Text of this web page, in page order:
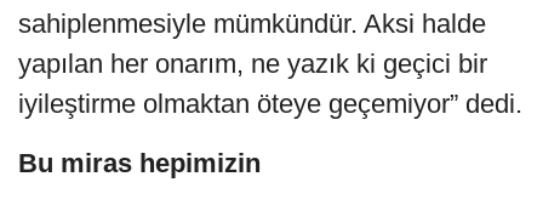
sahiplenmesiyle mümkündür. Aksi halde
yapılan her onarım, ne yazık ki geçici bir
iyileştirme olmaktan öteye geçemiyor” dedi.
Bu miras hepimizin